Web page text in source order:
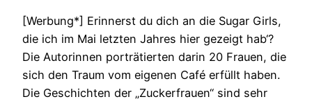
[Werbung*] Erinnerst du dich an die Sugar Girls,
die ich im Mai letzten Jahres hier gezeigt hab‘?
Die Autorinnen porträtierten darin 20 Frauen, die
sich den Traum vom eigenen Café erfüllt haben.
Die Geschichten der „Zuckerfrauen“ sind sehr